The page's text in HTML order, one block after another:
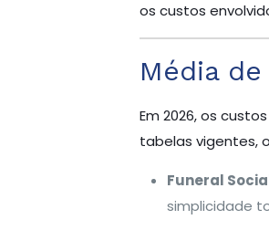
os custos
Média
Em 2026, os
tabelas vigentes,
Funeral
simplicidade